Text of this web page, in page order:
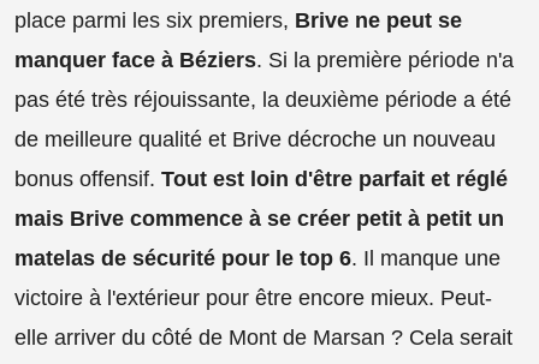
place parmi les six premiers, Brive ne peut se
manquer face à Béziers. Si la première période n'a
pas été très réjouissante, la deuxième période a été
de meilleure qualité et Brive décroche un nouveau
bonus offensif. Tout est loin d'être parfait et réglé
mais Brive commence à se créer petit à petit un
matelas de sécurité pour le top 6. Il manque une
victoire à l'extérieur pour être encore mieux. Peut-
elle arriver du côté de Mont de Marsan ? Cela serait